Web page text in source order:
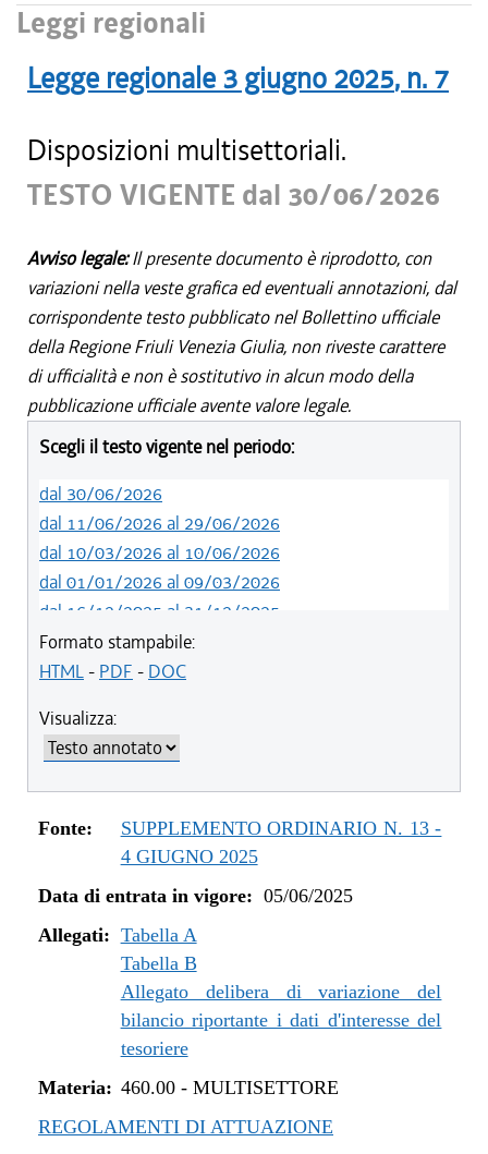
Leggi regionali
Legge regionale 3 giugno 2025, n. 7
Disposizioni multisettoriali.
TESTO VIGENTE dal 30/06/2026
Avviso legale:Il presente documento è riprodotto, con
variazioni nella veste grafica ed eventuali annotazioni, dal
corrispondente testo pubblicato nel Bollettino ufficiale
della Regione Friuli Venezia Giulia, non riveste carattere
di ufficialità e non è sostitutivo in alcun modo della
pubblicazione ufficiale avente valore legale.
Scegli il testo vigente nel periodo:
dal 30/06/2026
dal 11/06/2026 al 29/06/2026
dal 10/03/2026 al 10/06/2026
dal 01/01/2026 al 09/03/2026
dal 16/12/2025 al 31/12/2025
dal 05/06/2025 al 15/12/2025
Formato stampabile:
HTML- PDF - DOC
Visualizza:
Fonte:
SUPPLEMENTO ORDINARIO N. 13 -
4 GIUGNO 2025
Data di entrata in vigore: 05/06/2025
Allegati: Tabella A
Tabella B
Allegato delibera di variazione del
bilancio riportante i dati d'interesse del
tesoriere
Materia: 460.00- MULTISETTORE
REGOLAMENTI DI ATTUAZIONE